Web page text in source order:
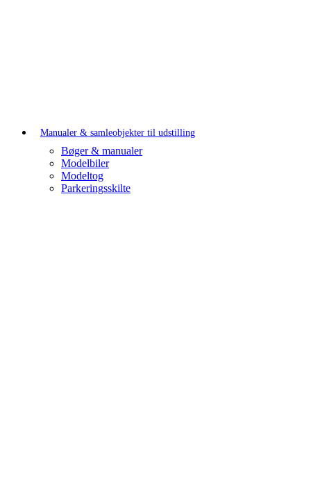
Manualer & samleobjekter til udstilling
Bøger & manualer
Modelbiler
Modeltog
Parkeringsskilte